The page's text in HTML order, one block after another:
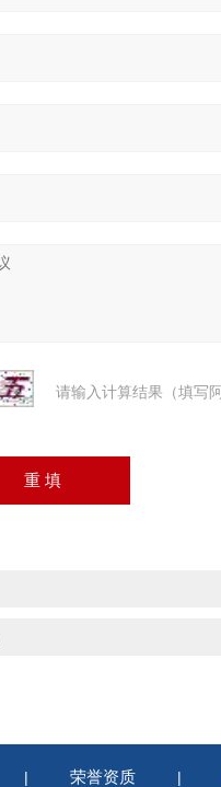
请输入计算结果（填写
| 荣誉资质 |